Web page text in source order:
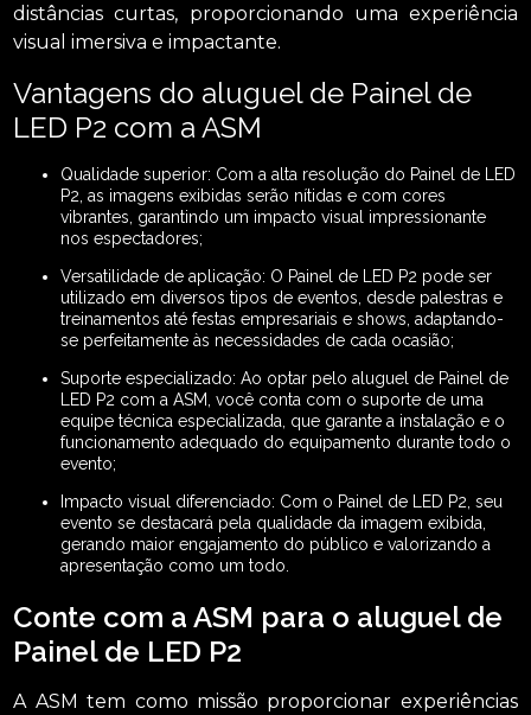
distâncias curtas, proporcionando uma experiência
visual imersiva e impactante.
Vantagens do aluguel de Painel de
LED P2 com a ASM
Qualidade superior: Com a alta resolução do Painel de LED
P2, as imagens exibidas serão nítidas e com cores
vibrantes, garantindo um impacto visual impressionante
nos espectadores;
Versatilidade de aplicação: O Painel de LED P2 pode ser
utilizado em diversos tipos de eventos, desde palestras e
treinamentos até festas empresariais e shows, adaptando-
se perfeitamente às necessidades de cada ocasião;
Suporte especializado: Ao optar pelo aluguel de Painel de
LED P2 com a ASM, você conta com o suporte de uma
equipe técnica especializada, que garante a instalação e o
funcionamento adequado do equipamento durante todo o
evento;
evento se destacará pela qualidade da imagem exibida,
gerando maior engajamento do público e valorizando a
apresentação como um todo.
Conte com a ASM para o aluguel de
Painel de LED P2
A ASM tem como missão proporcionar experiências